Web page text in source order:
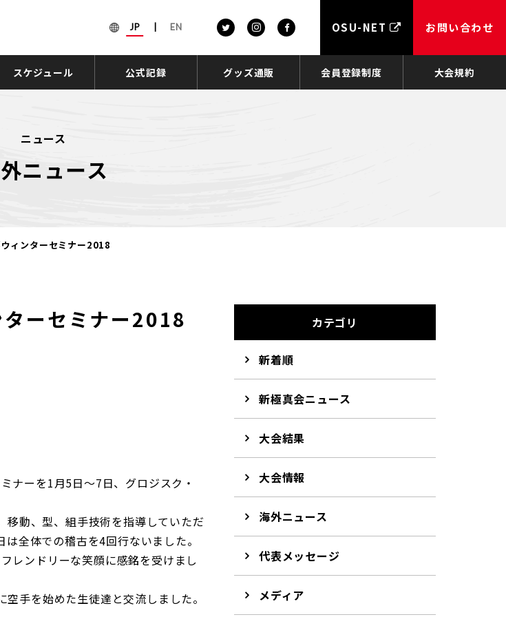
JP EN OSU-NET お問い合わせ
スケジュール 公式記録 グッズ通販 会員登録制度 大会規約
ニュース
ニュース
ィンターセミナー2018
ーセミナー2018
ナーを1月5日～7日、グロジスク・
動、型、組手技術を指導していただ
全体での稽古を4回行ないました。
レンドリーな笑顔に感銘を受けまし
手を始めた生徒達と交流しました。
カテゴリ
新着順
新極真会ニュース
大会結果
大会情報
海外ニュース
代表メッセージ
メディア